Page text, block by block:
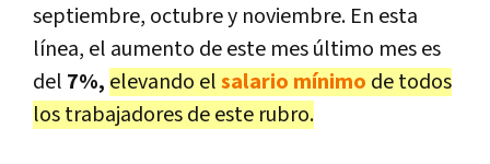
septiembre, octubre y noviembre. En esta
línea, el aumento de este mes último mes es
del 7%, elevando elsalario mínimo de todos
los trabajadores de este rubro.